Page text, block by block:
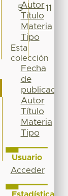
5 11
Autor
Título
Materia
Tipo
Esta
colección
Fecha
de
publicación
Autor
Título
Materia
Tipo
Usuario
Acceder